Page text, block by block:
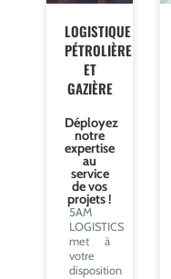
LOGISTIQUE
PÉTROLIÈRE
ET
GAZIÈRE
Déployez
notre
expertise
au
service
de vos
projets !
5AM
LOGISTICS
met à
votre
disposition